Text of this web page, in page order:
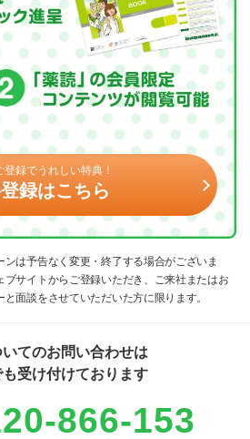
登録でうれしい特典！
録はこちら
は予告なく変更・終了する場合がございま
サイトからご登録いただき、ご来社またはお
面談をさせていただいた方に限ります。
てのお問い合わせは
受け付けております
866-153